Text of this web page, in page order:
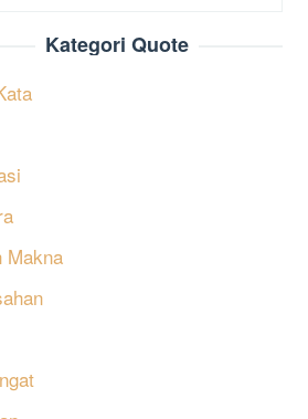
Kategori Quote
Makna